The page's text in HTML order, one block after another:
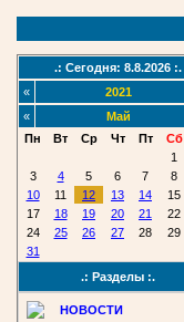
.: Сегодня: 8.8.2026 :.
«
2021
«
Май
Пн
Вт Ср Чт Пт Сб
1
3
4 5 6 7 8
10
11 12 13 14 15
17
18 19 20 21 22
24
25 26 27 28 29
31
.: Разделы :.
НОВОСТИ